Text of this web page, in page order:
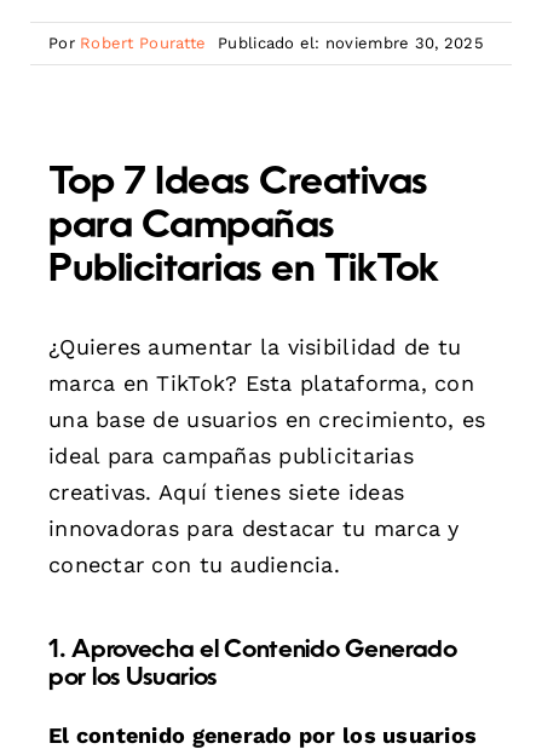
Por Robert Pouratte Publicado el: noviembre 30, 2025
Top 7 Ideas Creativas
para Campañas
Publicitarias en TikTok
¿Quieres aumentar la visibilidad de tu
marca en TikTok? Esta plataforma, con
una base de usuarios en crecimiento, es
ideal para campañas publicitarias
creativas. Aquí tienes siete ideas
innovadoras para destacar tu marca y
conectar con tu audiencia.
1. Aprovecha el Contenido Generado
por los Usuarios
El contenido generado por los usuarios